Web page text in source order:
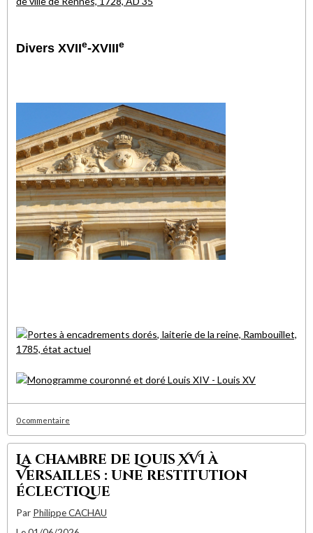
Divers XVIIe-XVIIIe
0 commentaire
La chambre de Louis XVI à
Versailles : une restitution
éclectique
Par Philippe CACHAU